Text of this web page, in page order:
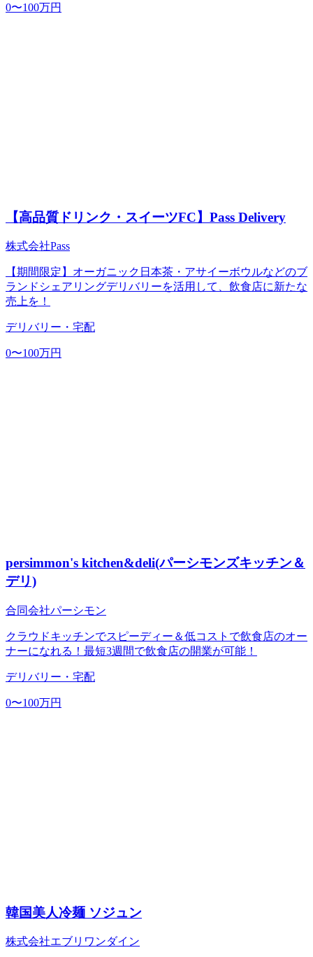
0〜100万円
【高品質ドリンク・スイーツFC】Pass Delivery
株式会社Pass
【期間限定】オーガニック日本茶・アサイーボウルなどのブ
ランドシェアリングデリバリーを活用して、飲食店に新たな
売上を！
デリバリー・宅配
0〜100万円
persimmon's kitchen&deli(パーシモンズキッチン＆
デリ)
合同会社パーシモン
クラウドキッチンでスピーディー＆低コストで飲食店のオー
ナーになれる！最短3週間で飲食店の開業が可能！
デリバリー・宅配
0〜100万円
韓国美人冷麺 ソジュン
株式会社エブリワンダイン